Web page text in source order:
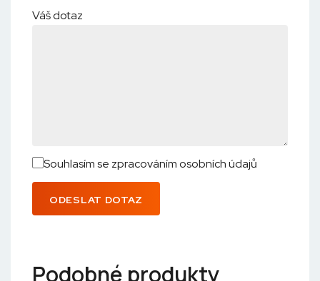
Váš dotaz
Souhlasím se zpracováním osobních údajů
ODESLAT DOTAZ
Podobné produkty